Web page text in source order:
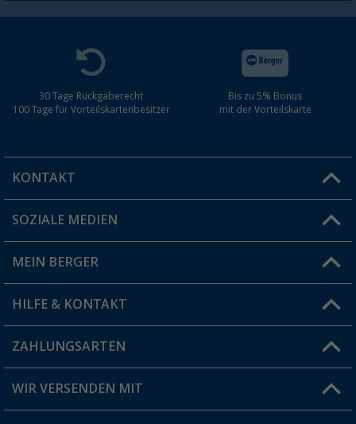
30 Tage Rückgaberecht
100 Tage für Vorteilskartenbesitzer
Bis zu 5% Bonus
mit der Vorteilskarte
KONTAKT
Du hast eine Frage?
Filiale finden
SOZIALE MEDIEN
MEIN BERGER
Vorteilskarte
Blog
Jobs & Karriere
HILFE & KONTAKT
FAQ & Kontakt
Versandinformationen
ZAHLUNGSARTEN
WIR VERSENDEN MIT